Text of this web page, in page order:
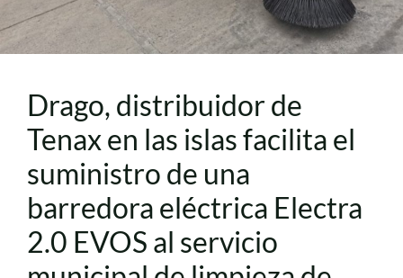
Drago, distribuidor de
Tenax en las islas facilita el
suministro de una
barredora eléctrica Electra
2.0 EVOS al servicio